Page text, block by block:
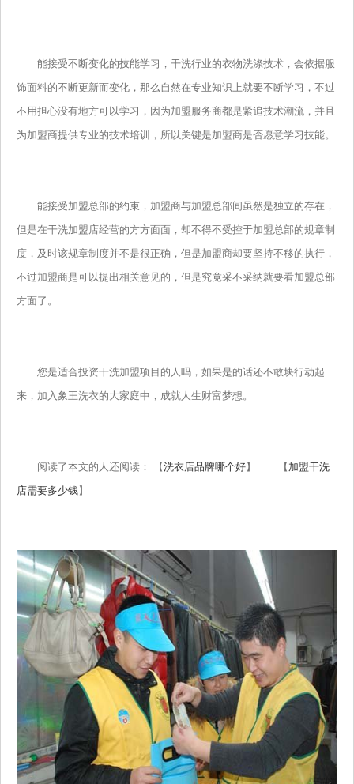
能接受不断变化的技能学习，干洗行业的衣物洗涤技术，会依据服
饰面料的不断更新而变化，那么自然在专业知识上就要不断学习，不过
不用担心没有地方可以学习，因为加盟服务商都是紧追技术潮流，并且
为加盟商提供专业的技术培训，所以关键是加盟商是否愿意学习技能。
能接受加盟总部的约束，加盟商与加盟总部间虽然是独立的存在，
但是在干洗加盟店经营的方方面面，却不得不受控于加盟总部的规章制
度，及时该规章制度并不是很正确，但是加盟商却要坚持不移的执行，
不过加盟商是可以提出相关意见的，但是究竟采不采纳就要看加盟总部
方面了。
您是适合投资干洗加盟项目的人吗，如果是的话还不敢块行动起
来，加入象王洗衣的大家庭中，成就人生财富梦想。
阅读了本文的人还阅读： 【洗衣店品牌哪个好】 【 加盟干洗
店需要多少钱】